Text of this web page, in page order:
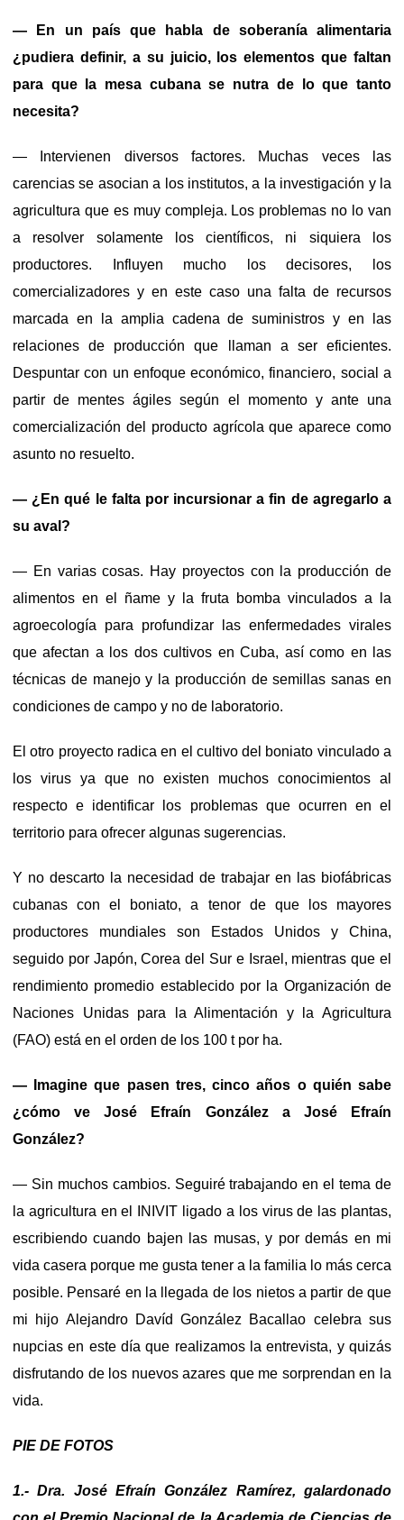
— En un país que habla de soberanía alimentaria
¿pudiera definir, a su juicio, los elementos que faltan
para que la mesa cubana se nutra de lo que tanto
necesita?
— Intervienen diversos factores. Muchas veces las
carencias se asocian a los institutos, a la investigación y la
agricultura que es muy compleja. Los problemas no lo van
a resolver solamente los científicos, ni siquiera los
productores. Influyen mucho los decisores, los
comercializadores y en este caso una falta de recursos
marcada en la amplia cadena de suministros y en las
relaciones de producción que llaman a ser eficientes.
Despuntar con un enfoque económico, financiero, social a
partir de mentes ágiles según el momento y ante una
comercialización del producto agrícola que aparece como
asunto no resuelto.
— ¿En qué le falta por incursionar a fin de agregarlo a
su aval?
— En varias cosas. Hay proyectos con la producción de
alimentos en el ñame y la fruta bomba vinculados a la
agroecología para profundizar las enfermedades virales
que afectan a los dos cultivos en Cuba, así como en las
técnicas de manejo y la producción de semillas sanas en
condiciones de campo y no de laboratorio.
El otro proyecto radica en el cultivo del boniato vinculado a
los virus ya que no existen muchos conocimientos al
respecto e identificar los problemas que ocurren en el
territorio para ofrecer algunas sugerencias.
Y no descarto la necesidad de trabajar en las biofábricas
cubanas con el boniato, a tenor de que los mayores
productores mundiales son Estados Unidos y China,
seguido por Japón, Corea del Sur e Israel, mientras que el
rendimiento promedio establecido por la Organización de
Naciones Unidas para la Alimentación y la Agricultura
(FAO) está en el orden de los 100 t por ha.
— Imagine que pasen tres, cinco años o quién sabe
¿cómo ve José Efraín González a José Efraín
González?
— Sin muchos cambios. Seguiré trabajando en el tema de
la agricultura en el INIVIT ligado a los virus de las plantas,
escribiendo cuando bajen las musas, y por demás en mi
vida casera porque me gusta tener a la familia lo más cerca
posible. Pensaré en la llegada de los nietos a partir de que
mi hijo Alejandro Davíd González Bacallao celebra sus
nupcias en este día que realizamos la entrevista, y quizás
disfrutando de los nuevos azares que me sorprendan en la
vida.
PIE DE FOTOS
1.- Dra. José Efraín González Ramírez, galardonado